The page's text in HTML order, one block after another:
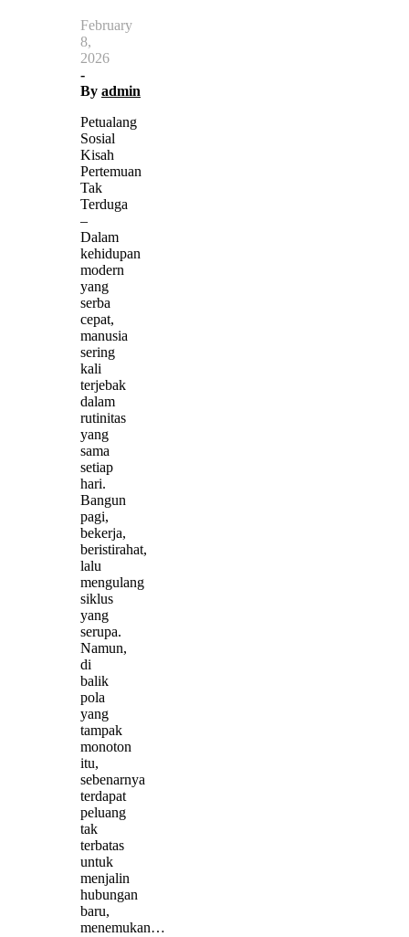
February
8,
2026
-
By admin
Petualang
Sosial
Kisah
Pertemuan
Tak
Terduga
–
Dalam
kehidupan
modern
yang
serba
cepat,
manusia
sering
kali
terjebak
dalam
rutinitas
yang
sama
setiap
hari.
Bangun
pagi,
bekerja,
beristirahat,
lalu
mengulang
siklus
yang
serupa.
Namun,
di
balik
pola
yang
tampak
monoton
itu,
sebenarnya
terdapat
peluang
tak
terbatas
untuk
menjalin
hubungan
baru,
menemukan…